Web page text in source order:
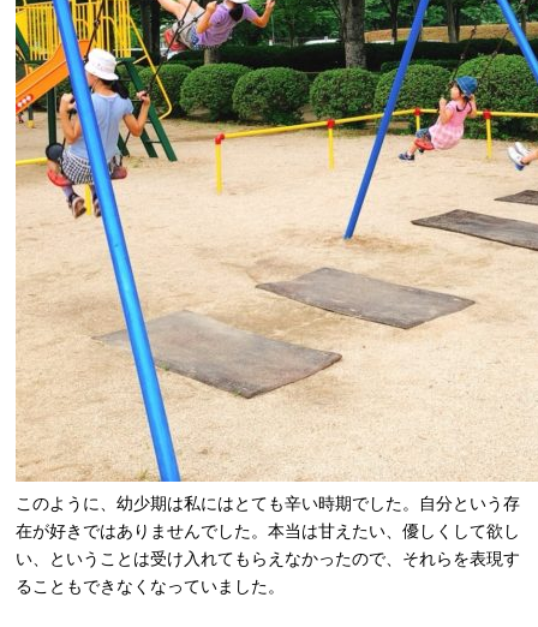
このように、幼少期は私にはとても辛い時期でした。自分という存
在が好きではありませんでした。本当は甘えたい、優しくして欲し
い、ということは受け入れてもらえなかったので、それらを表現す
ることもできなくなっていました。